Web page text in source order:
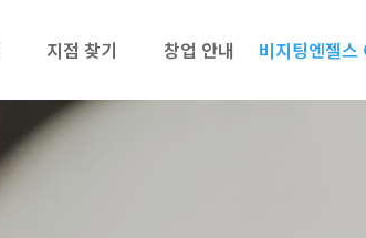
지점 찾기 창업 안내 비지팅엔젤스